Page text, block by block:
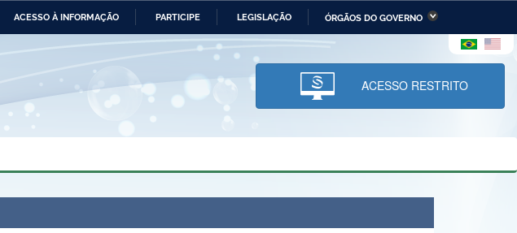
ACESSO À INFORMAÇÃO PARTICIPE LEGISLAÇÃO ÓRGÃOS DO GOVERNO
das Relações Ministério da Economia Ministério da Infraestrutura
Ministério da Ciência,
Tecnologia, Inovações e
Comunicações
e dos Direitos Humanos
Central do Brasil Planalto
ACESSO RESTRITO